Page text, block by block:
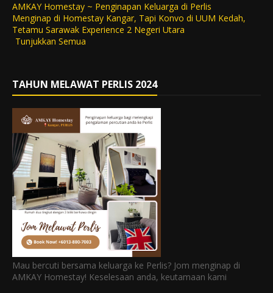
AMKAY Homestay ~ Penginapan Keluarga di Perlis
Menginap di Homestay Kangar, Tapi Konvo di UUM Kedah,
Tetamu Sarawak Experience 2 Negeri Utara
Tunjukkan Semua
TAHUN MELAWAT PERLIS 2024
Mau bercuti bersama keluarga ke Perlis? Jom menginap di
AMKAY Homestay! Keselesaan anda, keutamaan kami